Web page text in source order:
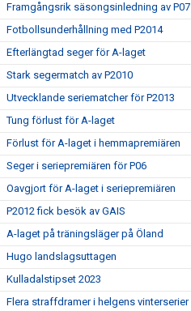
Framgångsrik säsongsinledning av P07
Fotbollsunderhållning med P2014
Efterlängtad seger för A-laget
Stark segermatch av P2010
Utvecklande seriematcher för P2013
Tung förlust för A-laget
Förlust för A-laget i hemmapremiären
Seger i seriepremiären för P06
Oavgjort för A-laget i seriepremiären
P2012 fick besök av GAIS
A-laget på träningsläger på Öland
Hugo landslagsuttagen
Kulladalstipset 2023
Flera straffdramer i helgens vinterserier